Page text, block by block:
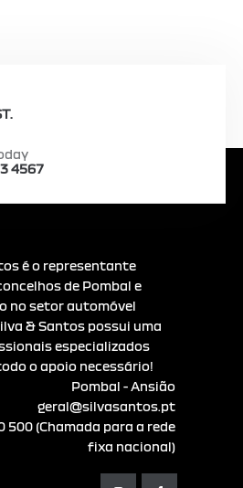
4567
é o representante
de Pombal e
no setor automóvel
& Santos possui uma
especializados
o apoio necessário!
Pombal - Ansião
geral@silvasantos.pt
500 (Chamada para a rede
fixa nacional)